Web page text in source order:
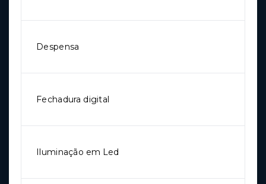
Despensa
Fechadura digital
Iluminação em Led